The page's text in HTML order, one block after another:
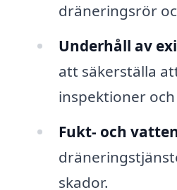
dräneringsrör
Underhåll av
att säkerställa
inspektioner
Fukt- och
skador.